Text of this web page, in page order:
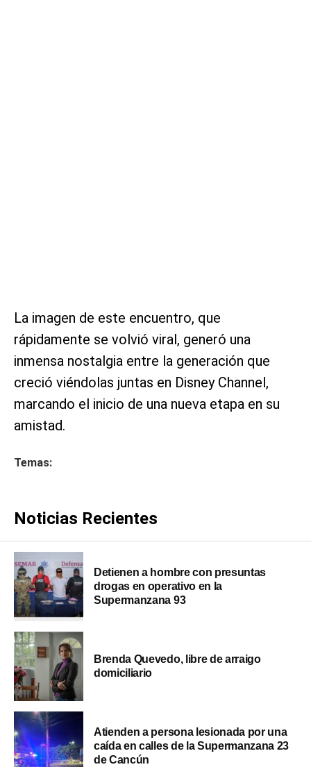
La imagen de este encuentro, que
rápidamente se volvió viral, generó una
inmensa nostalgia entre la generación que
creció viéndolas juntas en Disney Channel,
marcando el inicio de una nueva etapa en su
amistad.
Temas:
Noticias Recientes
Detienen a hombre con presuntas
drogas en operativo en la
Supermanzana 93
Brenda Quevedo, libre de arraigo
domiciliario
Atienden a persona lesionada por una
caída en calles de la Supermanzana 23
de Cancún